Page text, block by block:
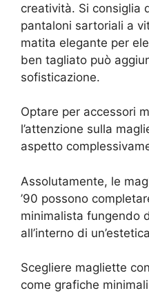
creatività. Si consiglia
pantaloni sartoriali a
matita elegante per
ben tagliato può
sofisticazione.
Optare per accessori
l’attenzione sulla
aspetto
Assolutamente, le
’90 possono
minimalista fungendo
all’interno di
Scegliere magliette
come grafiche